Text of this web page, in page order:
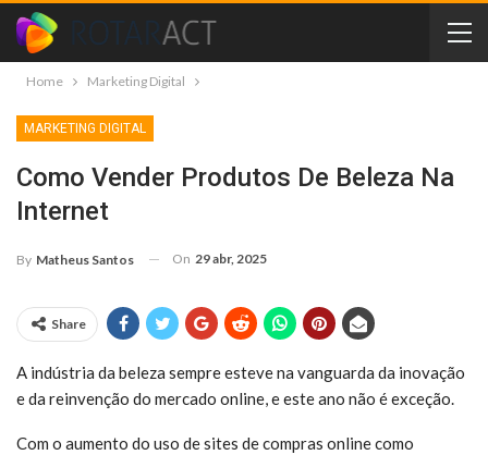
Home Marketing Digital
MARKETING DIGITAL
Como Vender Produtos De Beleza Na
Internet
By Matheus Santos On 29 abr, 2025
Share
A indústria da beleza sempre esteve na vanguarda da inovação
e da reinvenção do mercado online, e este ano não é exceção.
Com o aumento do uso de sites de compras online como